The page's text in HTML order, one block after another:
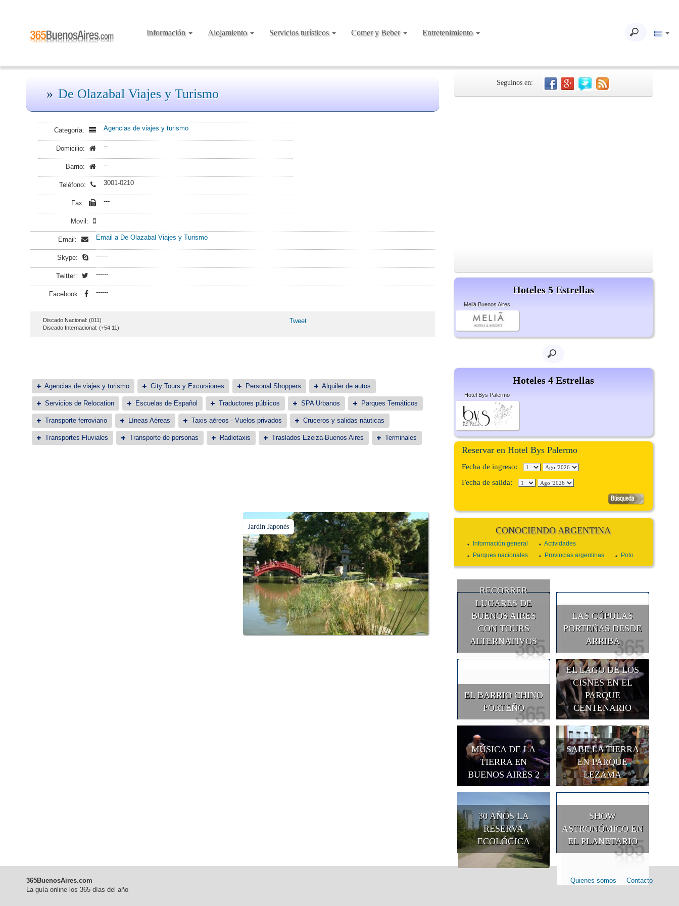
Información Alojamiento Servicios turísticos Comer y Beber Entretenimiento
De Olazabal Viajes y Turismo
Categoría: Agencias de viajes y turismo
Domicilio: --
Barrio: --
Teléfono: 3001-0210
Fax: ---
Movil:
Email: Email a De Olazabal Viajes y Turismo
Skype: ------
Twitter: ------
Facebook: ------
Discado Nacional: (011)
Discado Internacional: (+54 11)
Tweet
Agencias de viajes y turismo City Tours y Excursiones Personal Shoppers Alquiler de autos
Servicios de Relocation Escuelas de Español Traductores públicos SPA Urbanos Parques Temáticos
Transporte ferroviario Líneas Aéreas Taxis aéreos - Vuelos privados Cruceros y salidas náuticas
Transportes Fluviales Transporte de personas Radiotaxis Traslados Ezeiza-Buenos Aires Terminales
Jardín Japonés
Seguinos en:
Hoteles 5 Estrellas
Meliá Buenos Aires
Hoteles 4 Estrellas
Hotel Bys Palermo
Reservar en Hotel Bys Palermo
Fecha de ingreso:
Fecha de salida:
CONOCIENDO ARGENTINA
Información general
Actividades
Parques nacionales
Provincias argentinas Polo
RECORRER
LUGARES DE
BUENOS AIRES
CON TOURS
ALTERNATIVOS
LAS CÚPULAS
PORTEÑAS DESDE
ARRIBA
EL BARRIO CHINO
PORTEÑO
EL LAGO DE LOS
CISNES EN EL
PARQUE
CENTENARIO
MÚSICA DE LA
TIERRA EN
BUENOS AIRES 2
SABE LA TIERRA
EN PARQUE
LEZAMA
30 AÑOS LA
RESERVA
ECOLÓGICA
SHOW
ASTRONÓMICO EN
EL PLANETARIO
365BuenosAires.com
La guía online los 365 días del año
Quienes somos - Contacto